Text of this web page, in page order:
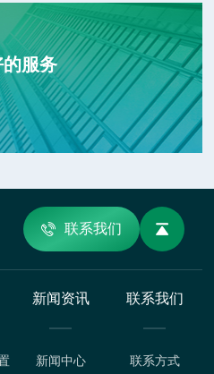
服务
联系我们
新闻资讯
新闻中心
联系我们
联系方式